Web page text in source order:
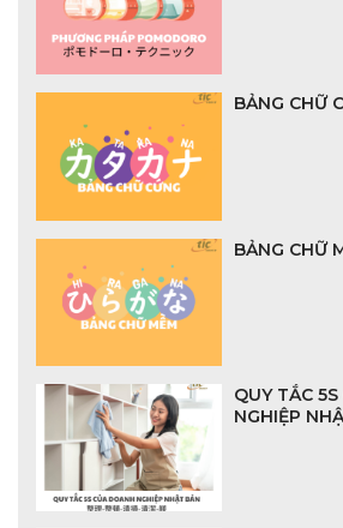
BẢNG CHỮ
BẢNG CHỮ
QUY TẮC
NGHIỆP